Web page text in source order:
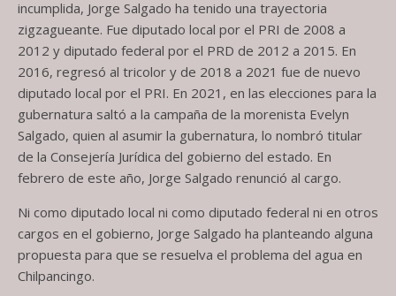
incumplida, Jorge Salgado ha tenido una trayectoria
zigzagueante. Fue diputado local por el PRI de 2008 a
2012 y diputado federal por el PRD de 2012 a 2015. En
2016, regresó al tricolor y de 2018 a 2021 fue de nuevo
diputado local por el PRI. En 2021, en las elecciones para la
gubernatura saltó a la campaña de la morenista Evelyn
Salgado, quien al asumir la gubernatura, lo nombró titular
de la Consejería Jurídica del gobierno del estado. En
febrero de este año, Jorge Salgado renunció al cargo.
Ni como diputado local ni como diputado federal ni en otros
cargos en el gobierno, Jorge Salgado ha planteando alguna
propuesta para que se resuelva el problema del agua en
Chilpancingo.